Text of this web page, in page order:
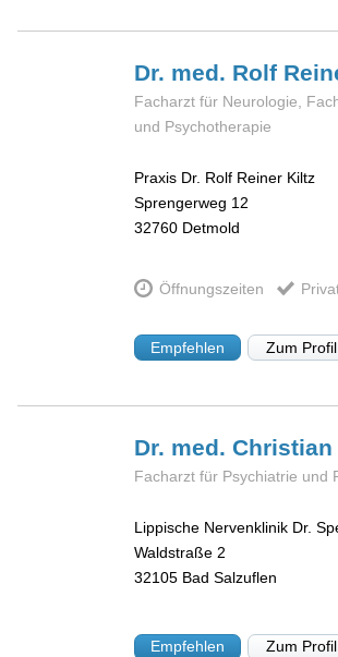
Dr. med. Rolf
Facharzt für Neurologie,
und Psychotherapie
Praxis Dr. Rolf Reiner Kiltz
Sprengerweg 12
32760 Detmold
Öffnungszeiten
Empfehlen Zum Profil
Dr. med. Christian
Facharzt für Psychiatrie und
Lippische Nervenklinik Dr.
Waldstraße 2
32105 Bad Salzuflen
Empfehlen Zum Profil